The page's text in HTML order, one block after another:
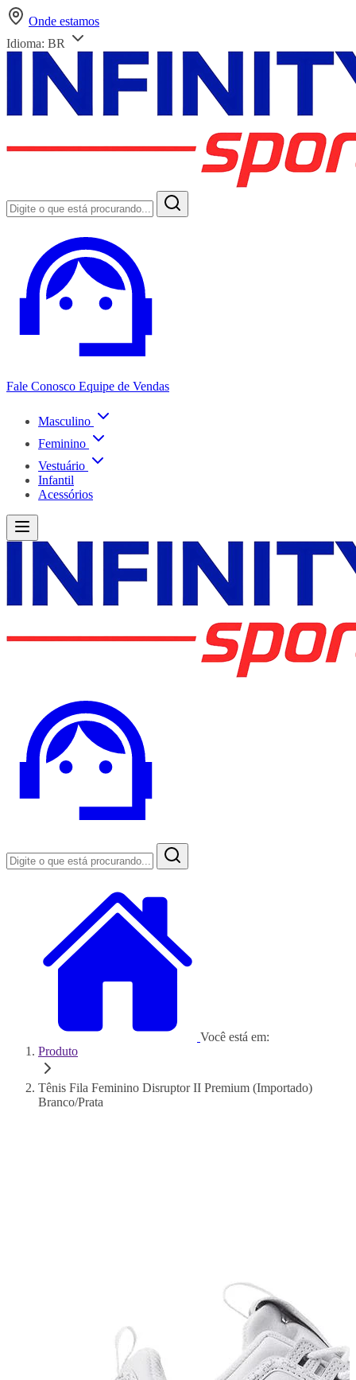
Onde estamos
Idioma: BR
Fale Conosco Equipe de Vendas
Masculino
Feminino
Vestuário
Infantil
Acessórios
Você está em:
Produto
Tênis Fila Feminino Disruptor II Premium (Importado)
Branco/Prata